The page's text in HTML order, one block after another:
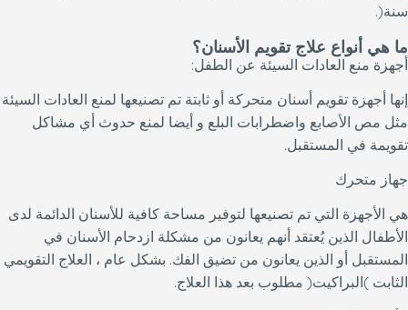
سنة(.
ما هي أنواع علاج تقويم الأسنان؟
أجهزة منع العادات السيئة عن الطفل:
إنها أجهزة تقويم أسنان متحركة أو ثابتة تم تصنيعها لمنع العادات السيئة
مثل مص الأصابع واضطرابات البلع و أيضا لمنع حدوث أي مشاكل
تقويمة في المستقبل.
جهاز متحرك
هي الأجهزة التي تم تصنيعها لتوفير مساحة كافية للأسنان الدائمة لدى
الأطفال الذين يُعتقد أنهم يعانون من مشكلة ازدحام الأسنان في
المستقبل أو الذين يعانون من تضيق الفك. بشكل عام ، العلاج التقويمي
الثابت )البراكيت( مطلوب بعد هذا العلاج.